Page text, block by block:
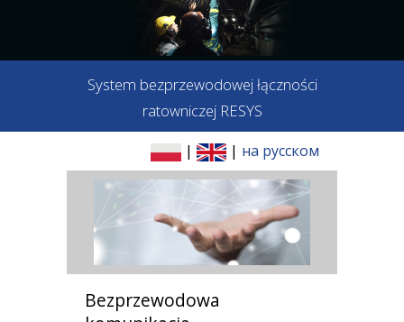
System bezprzewodowej łączności
ratowniczej RESYS
| | на русском
Bezprzewodowa